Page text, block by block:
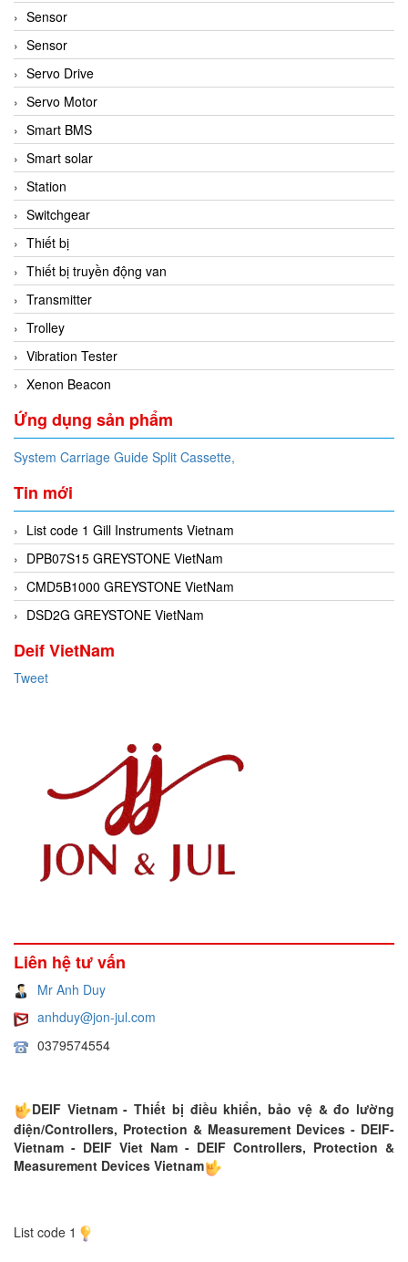
Sensor
Sensor
Servo Drive
Servo Motor
Smart BMS
Smart solar
Station
Switchgear
Thiết bị
Thiết bị truyền động van
Transmitter
Trolley
Vibration Tester
Xenon Beacon
Ứng dụng sản phẩm
System Carriage Guide Split Cassette,
Tin mới
List code 1 Gill Instruments Vietnam
DPB07S15 GREYSTONE VietNam
CMD5B1000 GREYSTONE VietNam
DSD2G GREYSTONE VietNam
Deif VietNam
Tweet
Liên hệ tư vấn
Mr Anh Duy
anhduy@jon-jul.com
0379574554
DEIF Vietnam - Thiết bị điều khiển, bảo vệ & đo lường
điện/Controllers, Protection & Measurement Devices - DEIF-
Vietnam - DEIF Viet Nam - DEIF Controllers, Protection &
Measurement Devices Vietnam
List code 1